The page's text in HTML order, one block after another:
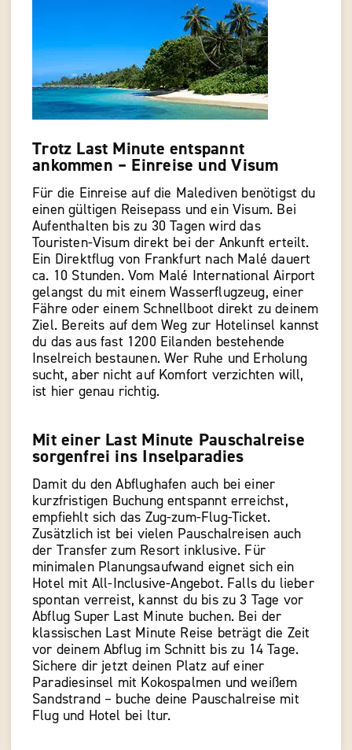
Trotz Last Minute entspannt
ankommen – Einreise und Visum
Für die Einreise auf die Malediven benötigst du
einen gültigen Reisepass und ein Visum. Bei
Aufenthalten bis zu 30 Tagen wird das
Touristen-Visum direkt bei der Ankunft erteilt.
Ein Direktflug von Frankfurt nach Malé dauert
ca. 10 Stunden. Vom Malé International Airport
gelangst du mit einem Wasserflugzeug, einer
Fähre oder einem Schnellboot direkt zu deinem
Ziel. Bereits auf dem Weg zur Hotelinsel kannst
du das aus fast 1200 Eilanden bestehende
Inselreich bestaunen. Wer Ruhe und Erholung
sucht, aber nicht auf Komfort verzichten will,
ist hier genau richtig.
Mit einer Last Minute Pauschalreise
sorgenfrei ins Inselparadies
Damit du den Abflughafen auch bei einer
kurzfristigen Buchung entspannt erreichst,
empfiehlt sich das Zug-zum-Flug-Ticket.
Zusätzlich ist bei vielen Pauschalreisen auch
der Transfer zum Resort inklusive. Für
minimalen Planungsaufwand eignet sich ein
Hotel mit All-Inclusive-Angebot. Falls du lieber
spontan verreist, kannst du bis zu 3 Tage vor
Abflug Super Last Minute buchen. Bei der
klassischen Last Minute Reise beträgt die Zeit
vor deinem Abflug im Schnitt bis zu 14 Tage.
Sichere dir jetzt deinen Platz auf einer
Paradiesinsel mit Kokospalmen und weißem
Sandstrand – buche deine Pauschalreise mit
Flug und Hotel bei ltur.